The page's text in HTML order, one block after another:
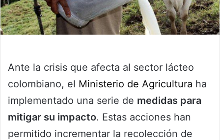
Ante la crisis que afecta al sector lácteo
colombiano, el Ministerio de Agricultura ha
implementado una serie de medidas para
mitigar su impacto. Estas acciones han
permitido incrementar la recolección de